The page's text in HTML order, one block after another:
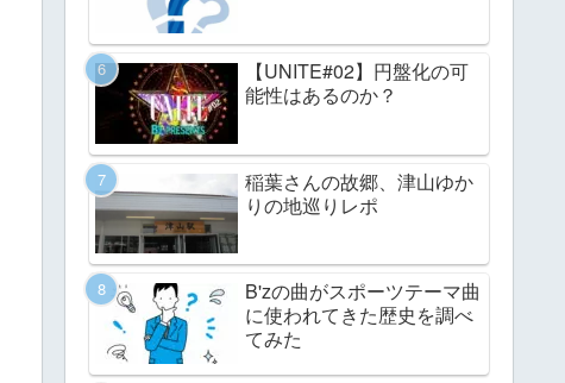
【UNITE#02】円盤化の可
能性はあるのか？
稲葉さんの故郷、津山ゆか
りの地巡りレポ
B'zの曲がスポーツテーマ曲
に使われてきた歴史を調べ
てみた